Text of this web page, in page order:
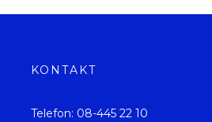
KONTAKT
Telefon: 08-445 22 10